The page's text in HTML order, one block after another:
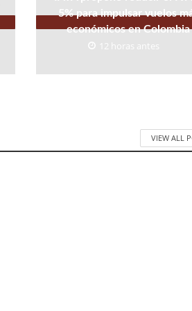
5% para impulsar vuelos
económicos en Colombia
12 horas antes
VIEW ALL